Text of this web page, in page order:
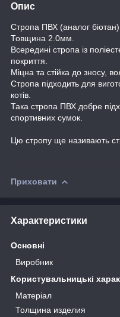
Опис
Стропа ПВХ (аналог
Товщина 2.0мм.
Всередині стропа із
покриття.
Міцна та стійка до зносу,
Стропа підходить для
котів.
Така стропа ПВХ добре
спортивних сумок.
Цю стропу ще називають
Приховати
Характеристики
Основні
Виробник
Користувальницькі
Матеріал
Толщина изделия